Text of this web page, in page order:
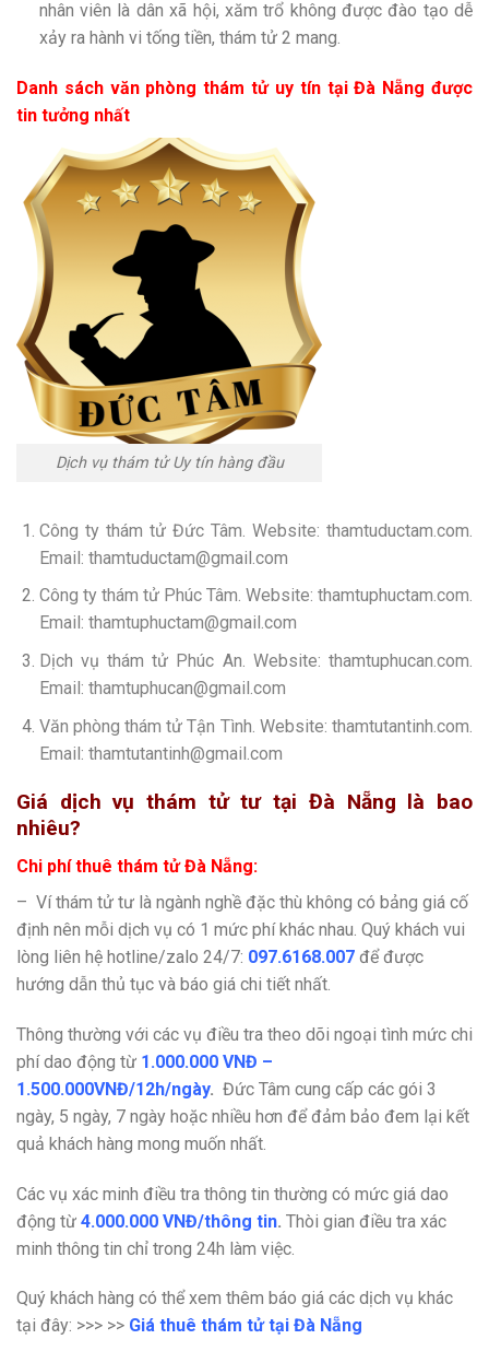
nhân viên là dân xã hội, xăm trổ không được đào tạo dễ
xảy ra hành vi tống tiền, thám tử 2 mang.
Danh sách văn phòng thám tử uy tín tại Đà Nẵng được
tin tưởng nhất
Dịch vụ thám tử Uy tín hàng đầu
Công ty thám tử Đức Tâm. Website: thamtuductam.com
Email: thamtuductam@gmail.com
Công ty thám tử Phúc Tâm. Website: thamtuphuctam.com.
Email: thamtuphuctam@gmail.com
Dịch vụ thám tử Phúc An. Website: thamtuphucan.com.
Email: thamtuphucan@gmail.com
Văn phòng thám tử Tận Tình. Website: thamtutantinh.com.
Email: thamtutantinh@gmail.com
Giá dịch vụ thám tử tư tại Đà Nẵng là bao
nhiêu?
Chi phí thuê thám tử Đà Nẵng:
– Ví thám tử tư là ngành nghề đặc thù không có bảng giá cố
định nên mỗi dịch vụ có 1 mức phí khác nhau. Quý khách vui
lòng liên hệ hotline/zalo 24/7: 097.6168.007 để được
hướng dẫn thủ tục và báo giá chi tiết nhất.
Thông thường với các vụ điều tra theo dõi ngoại tình mức chi
phí dao động từ 1.000.000 VNĐ –
1.500.000VNĐ/12h/ngày. Đức Tâm cung cấp các gói 3
ngày, 5 ngày, 7 ngày hoặc nhiều hơn để đảm bảo đem lại kết
quả khách hàng mong muốn nhất.
Các vụ xác minh điều tra thông tin thường có mức giá dao
động từ 4.000.000 VNĐ/thông tin. Thòi gian điều tra xác
minh thông tin chỉ trong 24h làm việc.
Quý khách hàng có thể xem thêm báo giá các dịch vụ khác
tại đây: >>> >> Giá thuê thám tử tại Đà Nẵng